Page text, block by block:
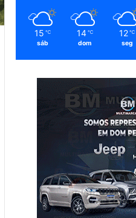
15 ℃
sáb
14 ℃
dom
12 ℃
seg